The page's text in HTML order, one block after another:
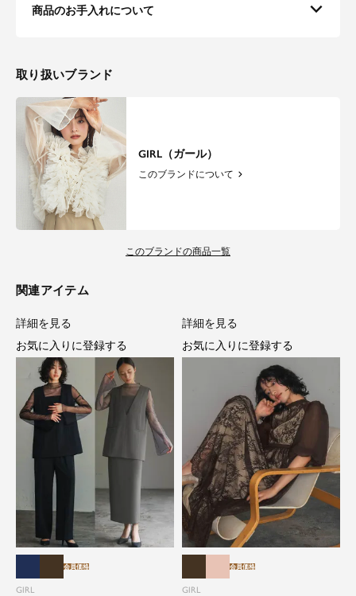
商品のお手入れについて
取り扱いブランド
GIRL（ガール）
このブランドについて
このブランドの商品一覧
関連アイテム
GIRL
会員価格
詳細を見る
お気に入りに登録する
GIRL
会員価格
詳細を見る
お気に入りに登録する